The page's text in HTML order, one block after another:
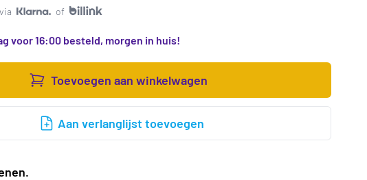
of
voor 16:00 besteld, morgen in huis!
Toevoegen aan winkelwagen
Aan verlanglijst toevoegen